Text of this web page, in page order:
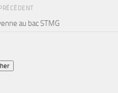
au bac STMG